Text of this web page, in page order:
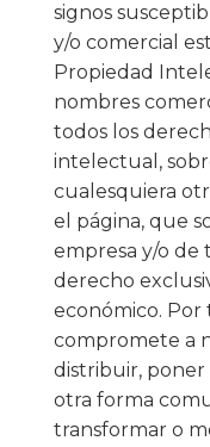
signos
y/o comercial
Propiedad
nombres
todos los
intelectual,
cualesquiera
el página, que
empresa y/o de
derecho
económico. Por
compromete a
distribuir, poner
otra forma
transformar o